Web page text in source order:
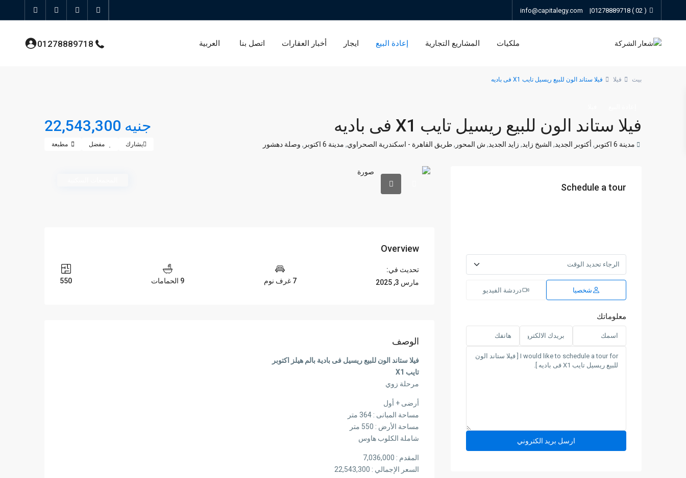
( 02 ) 01278889718
|
info@capitalegy.com
ملكيات المشاريع التجارية إعادة البيع ايجار أخبار العقارات اتصل بنا العربية 01278889718
بيت فيلا فيلا ستاند الون للبيع ريسيل تايب X1 فى باديه
فيلا ستاند الون للبيع ريسيل تايب X1 فى باديه جنيه 22,543,300
مدينة 6 اكتوبر , أكتوبر الجديد, الشيخ زايد, زايد الجديد, ش المحور ,طريق القاهرة - اسكندرية الصحراوي, مدينة 6 اكتوبر , وصلة دهشور يشارك مفضل مطبعة
Overview
تحديث في:
مارس 3, 2025
7 غرف نوم 9 الحمامات 550
الوصف
فيلا ستاند الون للبيع ريسيل فى بادية بالم هيلز اكتوبر
تايب X1
مرحلة زوي
أرضى + أول
مساحة المبانى : 364 متر
مساحة الأرض : 550 متر
شاملة الكلوب هاوس
المقدم : 7,036,000
السعر الإجمالي : 22,543,300
Schedule a tour
شخصيا دردشة الفيديو
معلوماتك